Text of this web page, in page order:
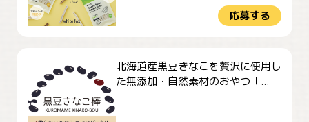
応募する
北海道産黒豆きなこを贅沢に使用し
た無添加・自然素材のおやつ「...